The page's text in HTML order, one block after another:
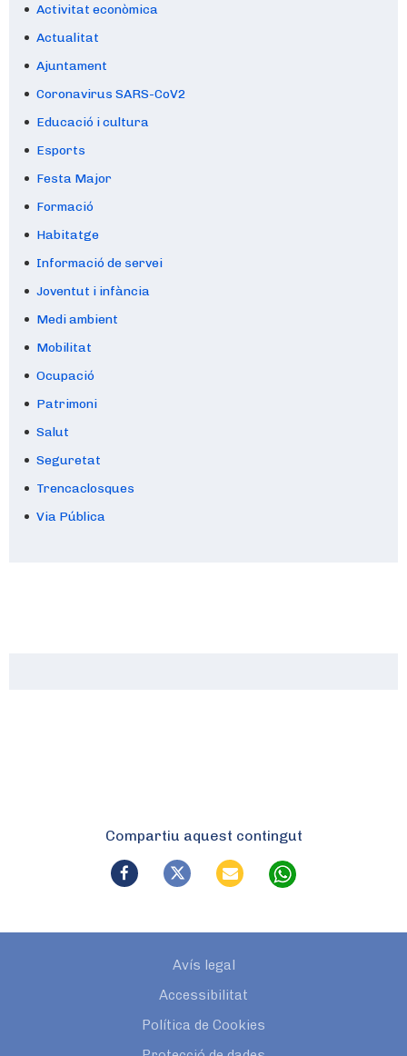
Activitat econòmica
Actualitat
Ajuntament
Coronavirus SARS-CoV2
Educació i cultura
Esports
Festa Major
Formació
Habitatge
Informació de servei
Joventut i infància
Medi ambient
Mobilitat
Ocupació
Patrimoni
Salut
Seguretat
Trencaclosques
Via Pública
Compartiu aquest contingut
Avís legal
Accessibilitat
Política de Cookies